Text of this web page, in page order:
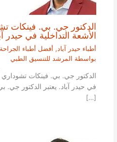
الدكتور جي. بي. فينكات
الأشعة التداخلية في حيدر
أطباء حيدر آباد , أفضل أطباء الجراحة
بواسطة المرشد للتنسيق الطبي
الدكتور جي. بي. فينكات تشوداري
في حيدر آباد. يعتبر الدكتور
[…]